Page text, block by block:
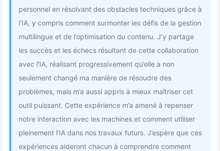
personnel en résolvant des obstacles techniques grâce à
l’IA, y compris comment surmonter les défis de la gestion
multilingue et de l’optimisation du contenu. J’y partage
les succès et les échecs résultant de cette collaboration
avec l’IA, réalisant progressivement qu’elle a non
seulement changé ma manière de résoudre des
problèmes, mais m’a aussi appris à mieux maîtriser cet
outil puissant. Cette expérience m’a amené à repenser
notre interaction avec les machines et comment utiliser
pleinement l’IA dans nos travaux futurs. J’espère que ces
expériences aideront chacun à comprendre comment